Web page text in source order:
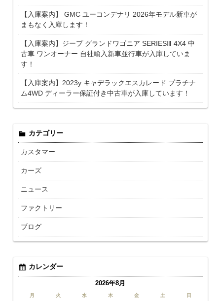
【入庫案内】 GMC ユーコンデナリ 2026年モデル新車が
まもなく入庫します！
【入庫案内】ジープ グランドワゴニア SERIESⅢ 4X4 中
古車 ワンオーナー 自社輸入新車並行車が入庫していま
す！
【入庫案内】2023y キャデラックエスカレード プラチナ
ム4WD ディーラー保証付き中古車が入庫しています！
カテゴリー
カスタマー
カーズ
ニュース
ファクトリー
ブログ
カレンダー
2026年8月
月 火 水 木 金 土 日